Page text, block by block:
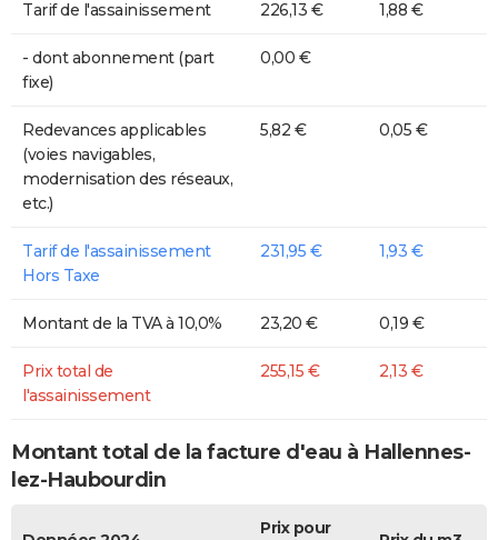
Tarif de l'assainissement 226,13 € 1,88 €
- dont abonnement (part
fixe)
0,00 €
Redevances applicables
(voies navigables,
modernisation des réseaux,
etc.)
5,82 € 0,05 €
Tarif de l'assainissement
Hors Taxe
231,95 € 1,93 €
Montant de la TVA à 10,0% 23,20 € 0,19 €
Prix total de
l'assainissement
255,15 € 2,13 €
Montant total de la facture d'eau à Hallennes-
lez-Haubourdin
Prix pour